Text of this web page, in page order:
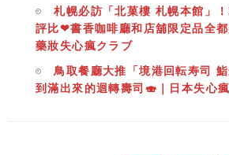
札幌必訪「北菓樓 札幌本館」
評比❤書香咖啡廳和店舖限定品全
藥妝失心瘋クラブ
鳥取餐廳大推「境港回転寿司
到滿出來的迴轉壽司🍣｜日本失心